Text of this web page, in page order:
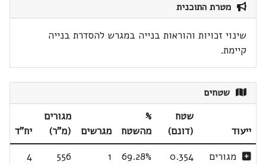
מטרת התוכנית
שינוי זכויות והוראות בנייה במגרש להסדרת בנייה
קיימת.
שטחים
ייעוד
שטח
(דונם)
%
מהשטח
מגרשים
מגורים
(מ"ר)
יח"ד
מגורים
0.354
69.28%
1
556
4